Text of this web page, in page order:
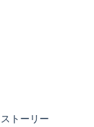
です。